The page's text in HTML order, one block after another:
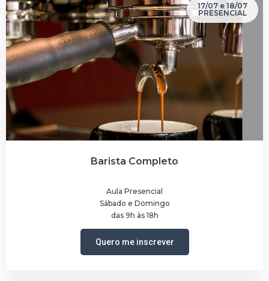
17/07 e 18/07
PRESENCIAL
Barista Completo
Aula Presencial
Sábado e Domingo
das 9h às 18h
Quero me inscrever